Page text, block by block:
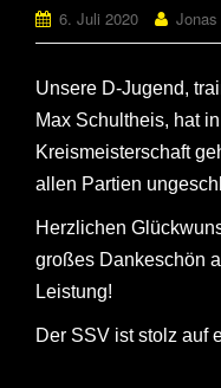
6. Juli 2020
Unsere D-Jugend,
Max Schultheis, hat
Kreismeisterschaft
allen Partien
Herzlichen
großes Dankeschön
Leistung!
Der SSV ist stolz auf